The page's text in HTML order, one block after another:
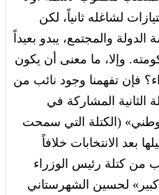
لشاغله ثانياً، لكن
والمجتمع، يبدو بعيداً
وإلا، ما معنى أن يكون
فإن تفهمنا وجود نائب من
الثانية المشاركة في
(الكتلة التي سمحت
بعد الانتخابات خلافاً
من كتلة رئيس الوزراء
لحسين الشهرستاني